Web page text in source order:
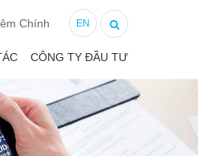
Chính EN
CÔNG TY ĐẦU TƯ